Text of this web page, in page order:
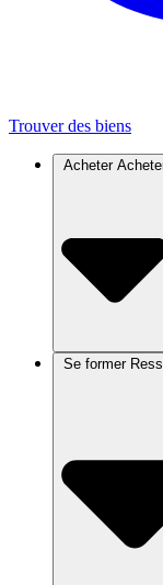
Trouver des biens
Acheter
Se former